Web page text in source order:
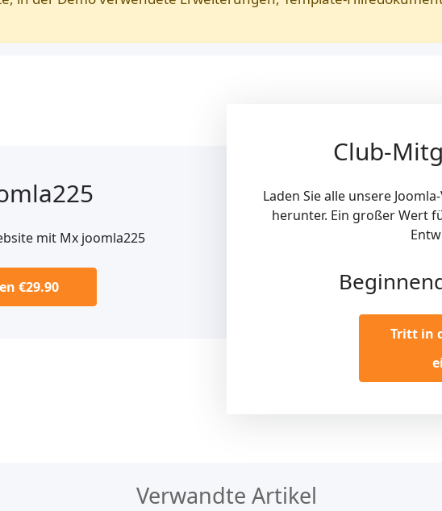
mit Mx joomla225
€29.90
Club-
Laden Sie alle unsere
herunter. Ein großer Wert
Tritt in
Verwandte Artikel